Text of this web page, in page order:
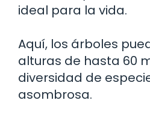
ideal para la vida.
Aquí, los árboles
alturas de hasta 60
diversidad de
asombrosa.